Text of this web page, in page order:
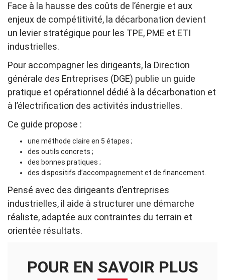
Face à la hausse des coûts de l’énergie et aux
enjeux de compétitivité, la décarbonation devient
un levier stratégique pour les TPE, PME et ETI
industrielles.
Pour accompagner les dirigeants, la Direction
générale des Entreprises (DGE) publie un guide
pratique et opérationnel dédié à la décarbonation et
à l’électrification des activités industrielles.
Ce guide propose :
une méthode claire en 5 étapes ;
des outils concrets ;
des bonnes pratiques ;
des dispositifs d’accompagnement et de financement.
Pensé avec des dirigeants d’entreprises
industrielles, il aide à structurer une démarche
réaliste, adaptée aux contraintes du terrain et
orientée résultats.
POUR EN SAVOIR PLUS